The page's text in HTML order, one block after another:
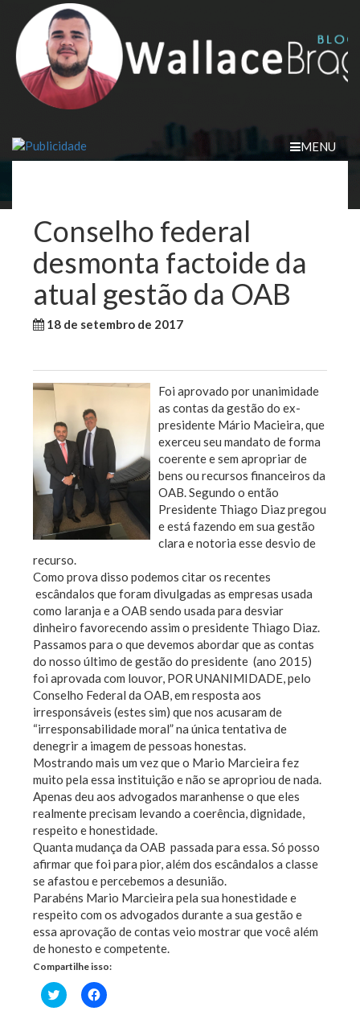
content
MENU
Conselho federal
desmonta factoide da
atual gestão da OAB
18 de setembro de 2017
Foi aprovado por unanimidade
as contas da gestão do ex-
presidente Mário Macieira, que
exerceu seu mandato de forma
coerente e sem apropriar de
bens ou recursos financeiros da
OAB. Segundo o então
Presidente Thiago Diaz pregou
e está fazendo em sua gestão
clara e notoria esse desvio de
recurso.
Como prova disso podemos citar os recentes
escândalos que foram divulgadas as empresas usada
como laranja e a OAB sendo usada para desviar
dinheiro favorecendo assim o presidente Thiago Diaz.
Passamos para o que devemos abordar que as contas
do nosso último de gestão do presidente (ano 2015)
foi aprovada com louvor, POR UNANIMIDADE, pelo
Conselho Federal da OAB, em resposta aos
irresponsáveis (estes sim) que nos acusaram de
“irresponsabilidade moral” na única tentativa de
denegrir a imagem de pessoas honestas.
Mostrando mais um vez que o Mario Marcieira fez
muito pela essa instituição e não se apropriou de nada.
Apenas deu aos advogados maranhense o que eles
realmente precisam levando a coerência, dignidade,
respeito e honestidade.
Quanta mudança da OAB passada para essa. Só posso
afirmar que foi para pior, além dos escândalos a classe
se afastou e percebemos a desunião.
Parabéns Mario Marcieira pela sua honestidade e
respeito com os advogados durante a sua gestão e
essa aprovação de contas veio mostrar que você além
de honesto e competente.
Compartilhe isso:
Clique
para
Clique
para